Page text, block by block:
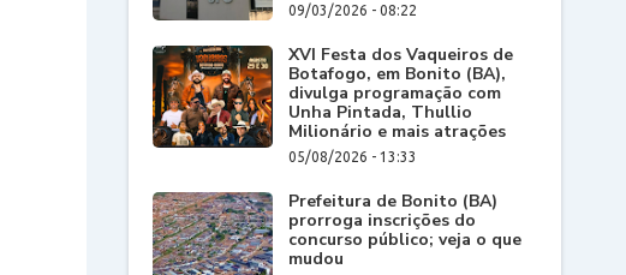
09/03/2026 - 08:22
XVI Festa dos Vaqueiros de
Botafogo, em Bonito (BA),
divulga programação com
Unha Pintada, Thullio
Milionário e mais atrações
05/08/2026 - 13:33
Prefeitura de Bonito (BA)
prorroga inscrições do
concurso público; veja o que
mudou